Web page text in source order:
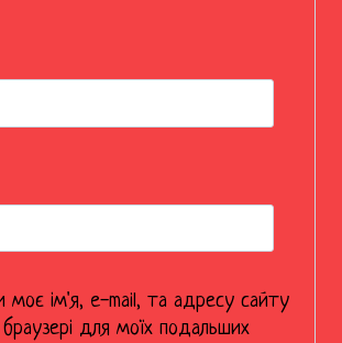
моє ім'я, e-mail, та адресу сайту
для моїх подальших